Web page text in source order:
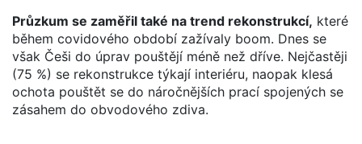
Průzkum se zaměřil také na trend rekonstrukcí, které
během covidového období zažívaly boom. Dnes se
však Češi do úprav pouštějí méně než dříve. Nejčastěji
(75 %) se rekonstrukce týkají interiéru, naopak klesá
ochota pouštět se do náročnějších prací spojených se
zásahem do obvodového zdiva.